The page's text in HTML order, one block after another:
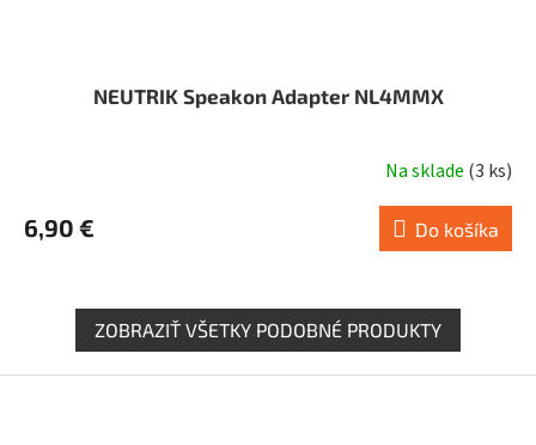
NEUTRIK Speakon Adapter NL4MMX
Na sklade (3 ks)
6,90 € Do košíka
ZOBRAZIŤ VŠETKY PODOBNÉ PRODUKTY